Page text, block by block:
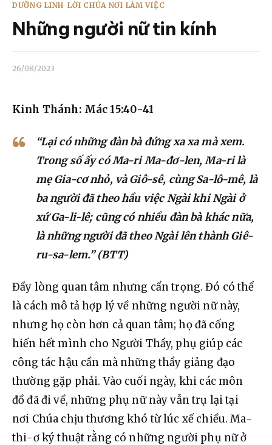
Mục vụ
Liên hệ
Dâng hiến
DƯỠNG LINH LỜI CHÚA NƠI LÀM VIỆC
Những người nữ tin kính
26/08/2023
Kinh Thánh: Mác 15:40-41
“Lại có những đàn bà đứng xa xa mà xem.
Trong số ấy có Ma-ri Ma-đơ-len, Ma-ri là
mẹ Gia-cơ nhỏ, và Giô-sê, cùng Sa-lô-mê, là
ba người đã theo hầu việc Ngài khi Ngài ở
xứ Ga-li-lê; cũng có nhiều đàn bà khác nữa,
là những người đã theo Ngài lên thành Giê-
ru-sa-lem.” (BTT)
Đầy lòng quan tâm nhưng cẩn trọng. Đó có thể
là cách mô tả hợp lý về những người nữ này,
nhưng họ còn hơn cả quan tâm; họ đã cống
hiến hết mình cho Người Thầy, phụ giúp các
công tác hậu cần mà những thầy giảng đạo
thường gặp phải. Vào cuối ngày, khi các môn
đồ đã đi về, những phụ nữ này vẫn trụ lại tại
nơi Chúa chịu thương khó từ lúc xế chiều. Ma-
thi-ơ ký thuật rằng có những người phụ nữ ở